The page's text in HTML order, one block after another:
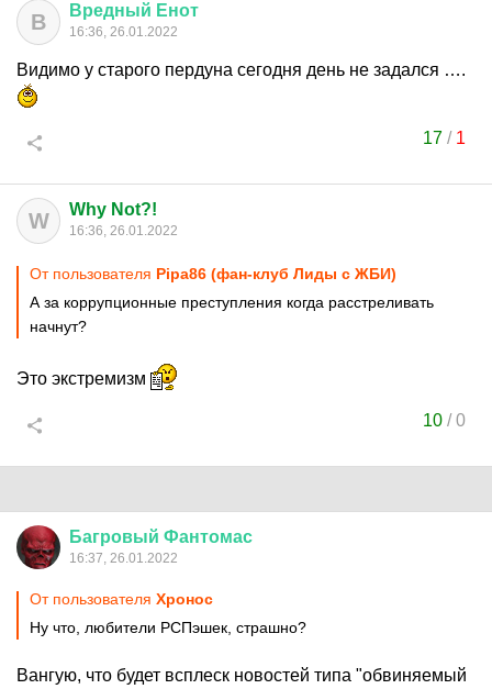
В Вредный Енот
16:36, 26.01.2022
Видимо у старого пердуна сегодня день не задался ….
17 / 1
W Why Not?!
16:36, 26.01.2022
От пользователя Pipa86 (фан-клуб Лиды с ЖБИ)
А за коррупционные преступления когда расстреливать
начнут?
Это экстремизм
10 /0
Багровый Фантомас
16:37, 26.01.2022
От пользователя Хронос
Ну что, любители РСПэшек, страшно?
Вангую, что будет всплеск новостей типа "обвиняемый